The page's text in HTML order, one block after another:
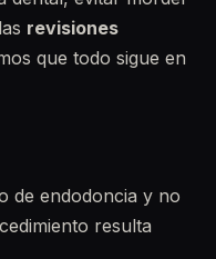
revisiones
que todo sigue en
de endodoncia y no
resulta